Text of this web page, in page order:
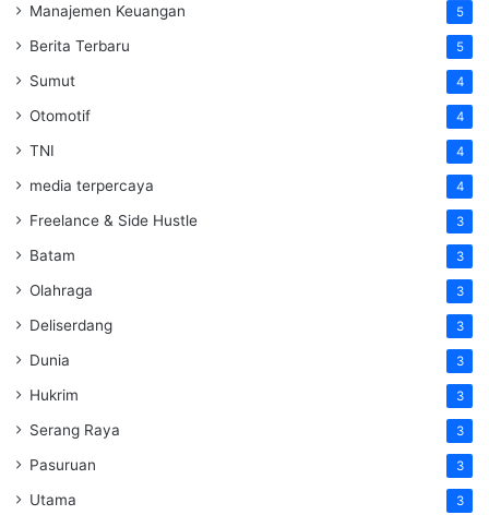
Manajemen Keuangan 5
Berita Terbaru 5
Sumut 4
Otomotif 4
TNI 4
media terpercaya 4
Freelance & Side Hustle 3
Batam 3
Olahraga 3
Deliserdang 3
Dunia 3
Hukrim 3
Serang Raya 3
Pasuruan 3
Utama 3